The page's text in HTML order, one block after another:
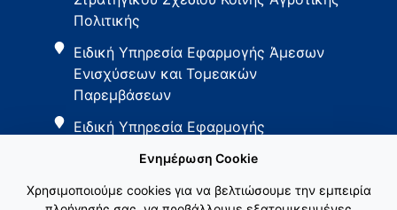
Πολιτικής
Ειδική Υπηρεσία Εφαρμογής Άμεσων
Ενισχύσεων και Τομεακών
Παρεμβάσεων
Ειδική Υπηρεσία Εφαρμογής
Ενημέρωση Cookie
Χρησιμοποιούμε cookies για να βελτιώσουμε την εμπειρία